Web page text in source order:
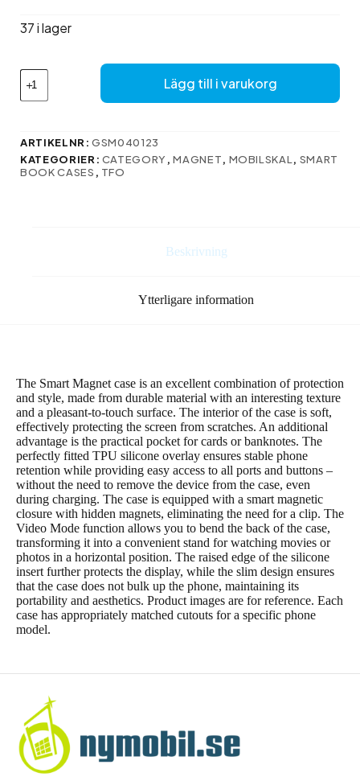
var:
är:
37 i lager
Smart
Magnet-
fodral
Huawei
Smart
Lägg till i varukorg
ARTIKELNR:GSM040123
KATEGORIER: CATEGORY ,MAGNET, MOBILSKAL , SMART
BOOK CASES , TFO
Beskrivning
Ytterligare information
The Smart Magnet case is an excellent combination of protection
and style, made from durable material with an interesting texture
and a pleasant-to-touch surface. The interior of the case is soft,
effectively protecting the screen from scratches. An additional
advantage is the practical pocket for cards or banknotes. The
perfectly fitted TPU silicone overlay ensures stable phone
retention while providing easy access to all ports and buttons –
without the need to remove the device from the case, even
during charging. The case is equipped with a smart magnetic
closure with hidden magnets, eliminating the need for a clip. The
Video Mode function allows you to bend the back of the case,
transforming it into a convenient stand for watching movies or
photos in a horizontal position. The raised edge of the silicone
insert further protects the display, while the slim design ensures
that the case does not bulk up the phone, maintaining its
portability and aesthetics. Product images are for reference. Each
case has appropriately matched cutouts for a specific phone
model.